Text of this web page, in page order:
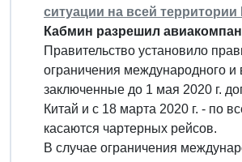
ситуации на всей
Кабмин разрешил
Правительство установило
ограничения международного
заключенные до 1 мая 2020 г.
Китай и с 18 марта 2020 г. - по
касаются чартерных рейсов.
В случае ограничения